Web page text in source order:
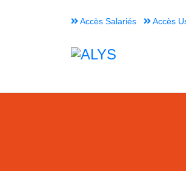
Accès Salariés Accès